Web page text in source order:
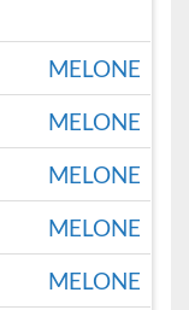
MELONE
MELONE
MELONE
MELONE
MELONE